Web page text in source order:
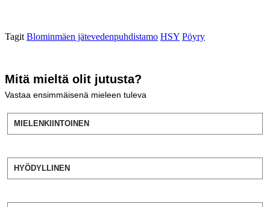
Tagit Blominmäen jätevedenpuhdistamo HSY Pöyry
Mitä mieltä olit jutusta?
Vastaa ensimmäisenä mieleen tuleva
MIELENKIINTOINEN
HYÖDYLLINEN